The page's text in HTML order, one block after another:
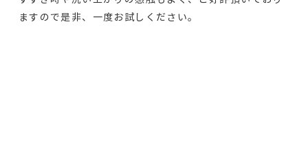
ますので是非、一度お試しください。